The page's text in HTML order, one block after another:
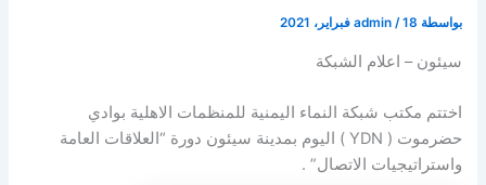
بواسطة admin /18 فبراير، 2021
سيئون – اعلام الشبكة
اختتم مكتب شبكة النماء اليمنية للمنظمات الاهلية بوادي
حضرموت ( YDN ) اليوم بمدينة سيئون دورة “العلاقات العامة
واستراتيجيات الاتصال” .